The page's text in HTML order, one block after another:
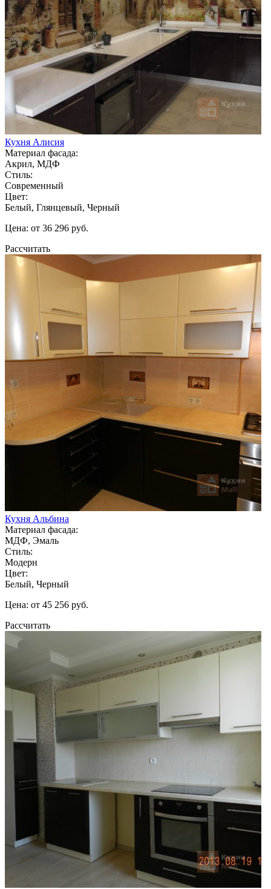
Кухня Алисия
Материал фасада:
Акрил, МДФ
Стиль:
Современный
Цвет:
Белый, Глянцевый, Черный
Цена: от 36 296 руб.
Рассчитать
Кухня Альбина
Материал фасада:
МДФ, Эмаль
Стиль:
Модерн
Цвет:
Белый, Черный
Цена: от 45 256 руб.
Рассчитать